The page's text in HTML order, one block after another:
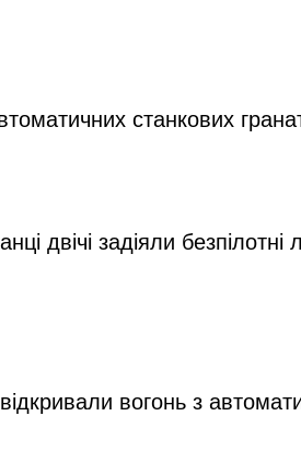
станкових
задіяли безпілотні
вогонь з